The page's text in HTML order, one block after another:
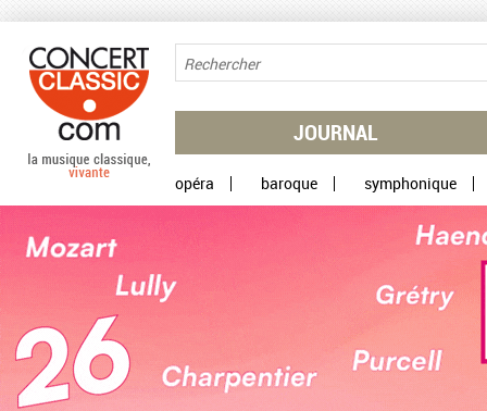
JOURNAL
opéra baroque symphonique